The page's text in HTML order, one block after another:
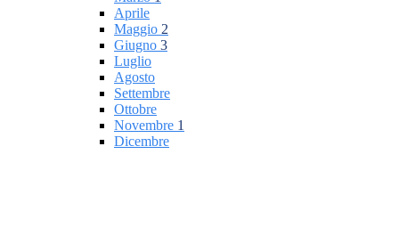
Aprile
Maggio 2
Giugno 3
Luglio
Agosto
Settembre
Ottobre
Novembre 1
Dicembre